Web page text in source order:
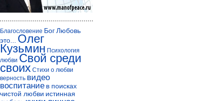
Благословение БогЛюбовь
это...
Олег
Кузьмин Психология
любви Свой среди
своих Стихи о любви
верность видео
воспитание в поисках
чистой любви истинная